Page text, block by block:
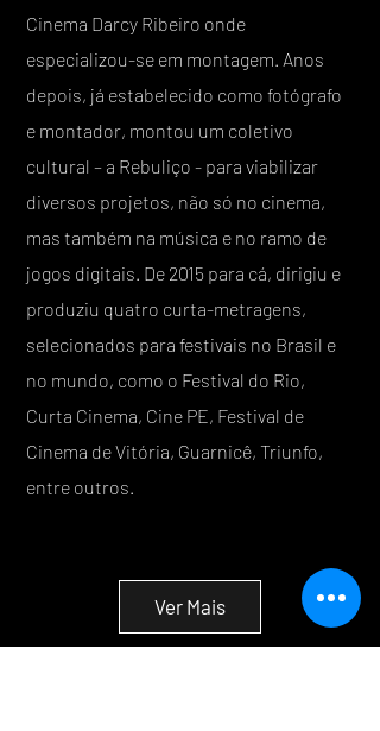
Cinema Darcy Ribeiro onde
especializou-se em montagem. Anos
depois, já estabelecido como fotógrafo
e montador, montou um coletivo
cultural – a Rebuliço - para viabilizar
diversos projetos, não só no cinema,
mas também na música e no ramo de
jogos digitais. De 2015 para cá, dirigiu e
produziu quatro curta-metragens,
selecionados para festivais no Brasil e
no mundo, como o Festival do Rio,
Curta Cinema, Cine PE, Festival de
Cinema de Vitória, Guarnicê, Triunfo,
entre outros.
Ver Mais